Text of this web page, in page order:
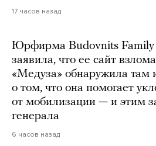
17 часов назад
Юрфирма Budovnits Family
заявила, что ее сайт
«Медуза» обнаружила
о том, что она помогает
от мобилизации — и этим
генерала
6 часов назад